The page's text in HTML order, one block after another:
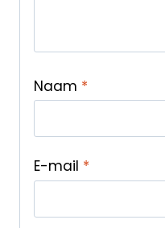
Naam *
E-mail *